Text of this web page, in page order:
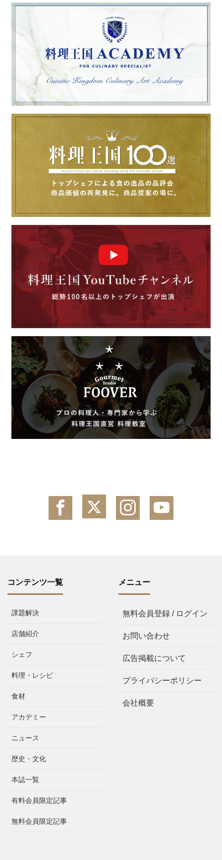
コンテンツ一覧
課題解決
店舗紹介
シェフ
料理・レシピ
食材
アカデミー
ニュース
歴史・文化
本誌一覧
有料会員限定記事
無料会員限定記事
メニュー
無料会員登録 / ログイン
お問い合わせ
広告掲載について
プライバシーポリシー
会社概要